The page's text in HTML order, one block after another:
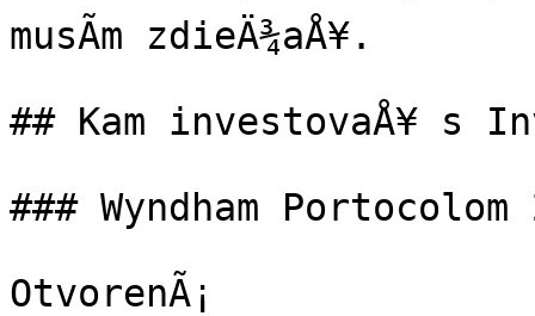
musÃ­m zdieÄ¾aÅ¥.
## Kam investovaÅ¥ s
### Wyndham
OtvorenÃ¡